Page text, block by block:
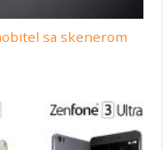
sa skenerom